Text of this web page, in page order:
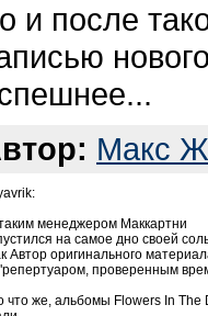
и после
Макс
менеджером Маккартни
на самое дно своей
Автор оригинального
проверенным
что же, альбомы Flowers In The